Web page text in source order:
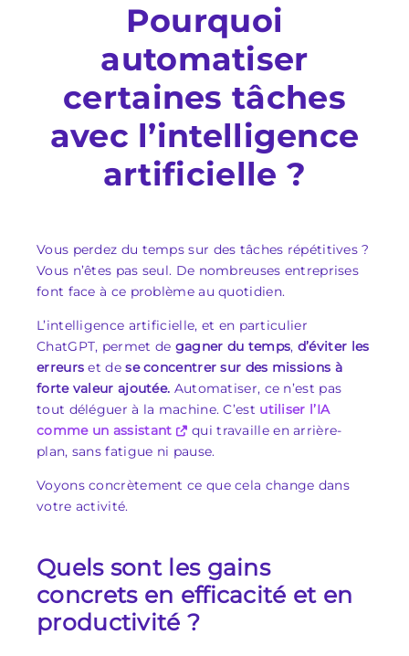
Pourquoi
automatiser
certaines tâches
avec l’intelligence
artificielle ?
Vous perdez du temps sur des tâches répétitives ?
Vous n’êtes pas seul. De nombreuses entreprises
font face à ce problème au quotidien.
L’intelligence artificielle, et en particulier
ChatGPT, permet de gagner du temps, d’éviter les
erreurs et dese concentrer sur des missions à
forte valeur ajoutée. Automatiser, ce n’est pas
tout déléguer à la machine. C’est utiliser l’IA
comme un assistant
qui travaille en arrière-
plan, sans fatigue ni pause.
Voyons concrètement ce que cela change dans
votre activité.
Quels sont les gains
concrets en efficacité et en
productivité ?